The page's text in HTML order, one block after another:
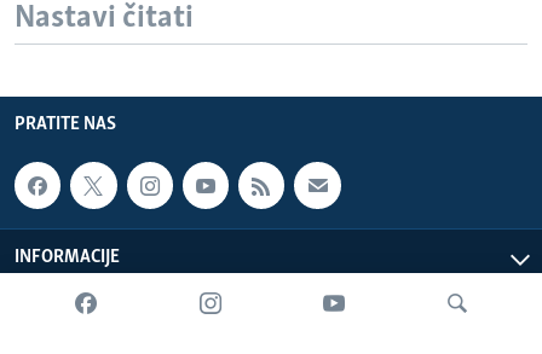
Nastavi čitati
PRATITE NAS
INFORMACIJE
SADRŽAJ